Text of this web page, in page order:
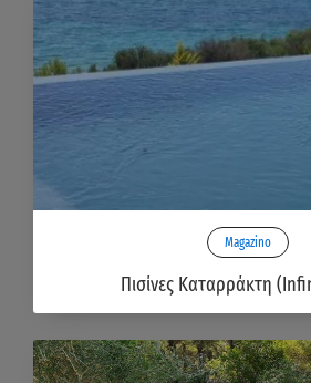
Magazino
Πισίνες Καταρράκτη